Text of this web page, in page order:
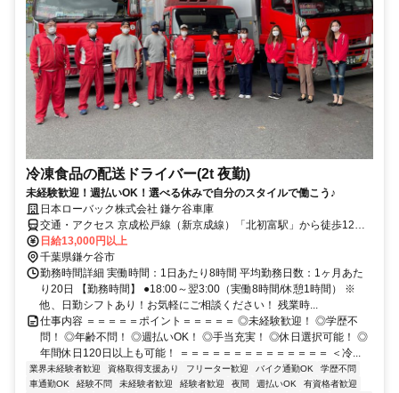
冷凍食品の配送ドライバー(2t 夜勤)
未経験歓迎！週払いOK！選べる休みで自分のスタイルで働こう♪
日本ローバック株式会社 鎌ケ谷車庫
交通・アクセス 京成松戸線（新京成線）「北初富駅」から徒歩12
分・車で2分、東武アーバンパークライン（東武野田線）・京成松戸
線（新京成線）・京成成田スカイアクセス線・北総鉄道北総線「新鎌
ヶ谷駅」から車で5分、京成松戸線（新京成線）「くぬぎ山駅」から
車で5分
日給13,000円以上
千葉県鎌ケ谷市
勤務時間詳細 実働時間：1日あたり8時間 平均勤務日数：1ヶ月あた
り20日 【勤務時間】 ●18:00～翌3:00（実働8時間/休憩1時間） ※
他、日勤シフトあり！お気軽にご相談ください！ 残業時...
仕事内容 ＝＝＝＝＝ポイント＝＝＝＝＝ ◎未経験歓迎！ ◎学歴不
問！ ◎年齢不問！ ◎週払いOK！ ◎手当充実！ ◎休日選択可能！ ◎
年間休日120日以上も可能！ ＝＝＝＝＝＝＝＝＝＝＝＝＝＝ ＜冷...
業界未経験者歓迎 資格取得支援あり フリーター歓迎 バイク通勤OK
学歴不問
車通勤OK
経験不問 未経験者歓迎 経験者歓迎 夜間 週払いOK
有資格者歓迎